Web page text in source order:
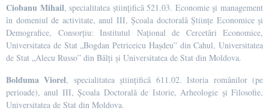
Ciobanu Mihail, specialitatea științifică 521.03. Economie şi management
în domeniul de activitate, anul III, Școala doctorală Științe Economice și
Demografice, Consorțiu: Institutul Național de Cercetări Economice,
Universitatea de Stat „Bogdan Petriceicu Hașdeu” din Cahul, Universitatea
de Stat „Alecu Russo” din Bălți și Universitatea de Stat din Moldova.
Bolduma Viorel, specialitatea științifică 611.02. Istoria românilor (pe
perioade), anul III, Școala Doctorală de Istorie, Arheologie și Filosofie,
Universitatea de Stat din Moldova.